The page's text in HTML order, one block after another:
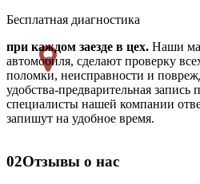
Бесплатная диагностика
при каждом заезде в цех. Наши
автомобиля, сделают проверку
поломки, неисправности и
удобства-предварительная запись
специалисты нашей компании
запишут на удобное время.
02Отзывы о нас